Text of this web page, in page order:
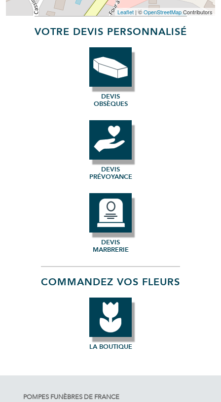
Leaflet | ©OpenStreetMapContributors
VOTRE DEVIS PERSONNALISÉ
DEVIS
OBSÈQUES
DEVIS
PRÉVOYANCE
DEVIS
MARBRERIE
COMMANDEZ VOS FLEURS
LA BOUTIQUE
POMPES FUNÈBRES DE FRANCE